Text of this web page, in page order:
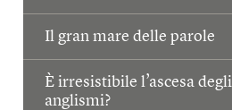
Il gran mare delle parole
È irresistibile l’ascesa degli
anglismi?